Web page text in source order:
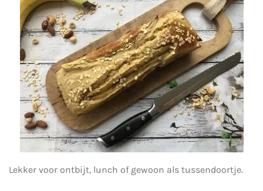
Lekker voor ontbijt, lunch of gewoon als tussendoortje.